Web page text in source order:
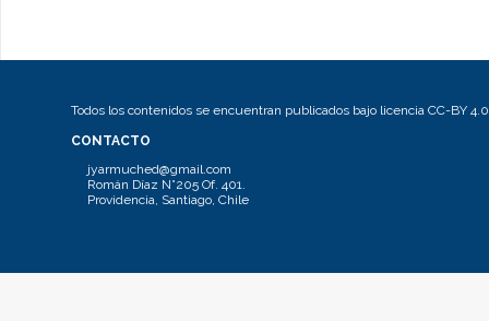
Todos los contenidos se encuentran publicados bajo licencia CC-BY 4.0
CONTACTO
jyarmuched@gmail.com
Román Díaz N°205 Of. 401.
Providencia, Santiago, Chile